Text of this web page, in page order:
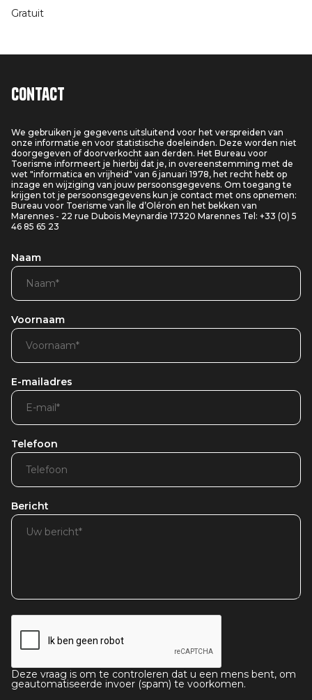
Gratuit
Contact
We gebruiken je gegevens uitsluitend voor het verspreiden van
onze informatie en voor statistische doeleinden. Deze worden niet
doorgegeven of doorverkocht aan derden. Het Bureau voor
Toerisme informeert je hierbij dat je, in overeenstemming met de
wet "informatica en vrijheid" van 6 januari 1978, het recht hebt op
inzage en wijziging van jouw persoonsgegevens. Om toegang te
krijgen tot je persoonsgegevens kun je contact met ons opnemen:
Bureau voor Toerisme van Île d’Oléron en het bekken van
Marennes - 22 rue Dubois Meynardie 17320 Marennes Tel: +33 (0) 5
46 85 65 23
Naam
Voornaam
E-mailadres
Telefoon
Bericht
Deze vraag is om te controleren dat u een mens bent, om
geautomatiseerde invoer (spam) te voorkomen.